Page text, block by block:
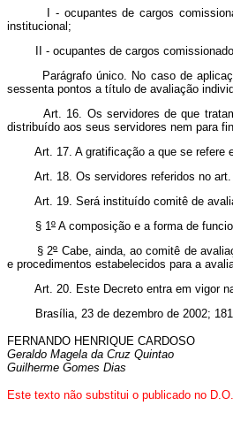
I - ocupantes de cargos
institucional;
II - ocupantes de cargos comissionados
Parágrafo único. No caso de
sessenta pontos a título de avaliação
Art. 16. Os servidores de que tratam
distribuído aos seus servidores nem para
Art. 17. A gratificação a que se refere
Art. 18. Os servidores referidos no art.
Art. 19. Será instituído comitê de
§ 1º A composição e a forma de
§ 2ºCabe, ainda, ao comitê de
e procedimentos estabelecidos para a
Art. 20. Este Decreto entra em vigor na
Brasília, 23 de dezembro de 2002; 181
FERNANDO HENRIQUE CARDOSO
Geraldo Magela da Cruz Quintao
Guilherme Gomes Dias
Este texto não substitui o publicado no